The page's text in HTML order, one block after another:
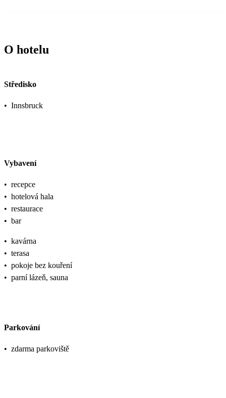
O hotelu
Středisko
• Innsbruck
Vybavení
• recepce
• hotelová hala
• restaurace
• bar
• kavárna
• terasa
• pokoje bez kouření
• parní lázeň, sauna
Parkování
• zdarma parkoviště